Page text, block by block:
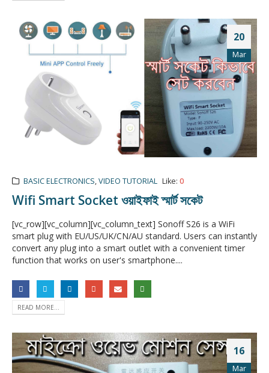
20
Mar
BASIC ELECTRONICS,VIDEO TUTORIAL Like: 0
Wifi Smart Socket ওয়াইফাই স্মার্ট সকেট
[vc_row][vc_column][vc_column_text] Sonoff S26 is a WiFi
smart plug with EU/US/UK/CN/AU standard. Users can instantly
convert any plug into a smart outlet with a convenient timer
function that works on user's smartphone....
READ MORE...
16
Mar